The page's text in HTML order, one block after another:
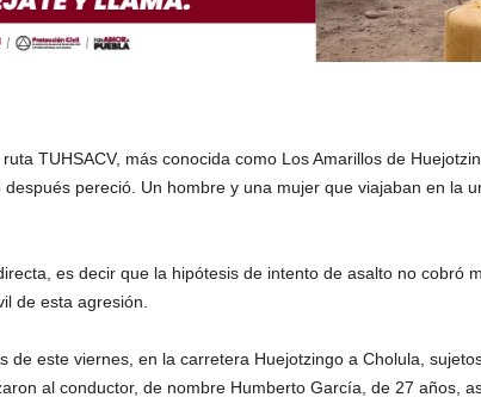
TUHSACV, más conocida como Los Amarillos de
pereció. Un hombre y una mujer que viajaban en la
es decir que la hipótesis de intento de asalto no cobró
de esta agresión.
de este viernes, en la carretera Huejotzingo a Cholula,
al conductor, de nombre Humberto García, de 27 años,